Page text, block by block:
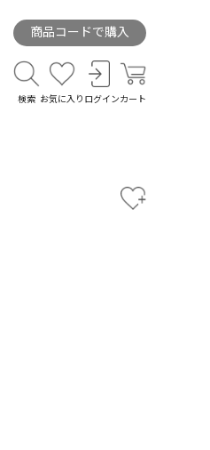
商品コードで購入
検索 お気に入り ログイン カート